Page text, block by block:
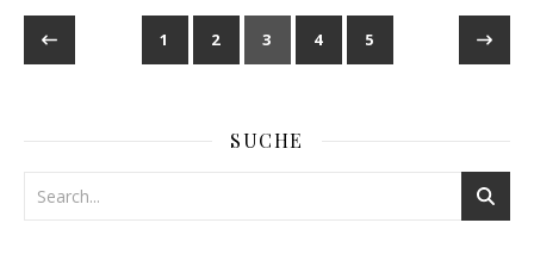
1 2 3 4 5
SUCHE